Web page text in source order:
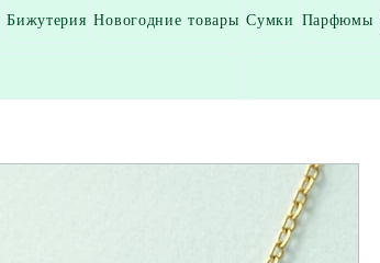
Бижутерия Новогодние товары Сумки Парфюмы